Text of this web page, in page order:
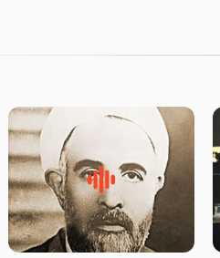
روضه‌ی مجلس یزید ملعون و
اسارت اهل‌بیت علیهم‌السلام –